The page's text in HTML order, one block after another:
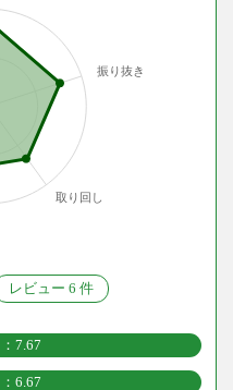
振り抜き
取り回し
レビュー 6 件
7.67
6.67